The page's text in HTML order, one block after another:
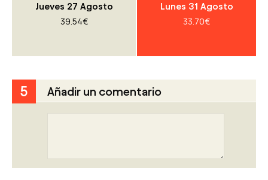
impresión y colores fieles,
convertimos tus archivos en
Comprobamos que la resolución
no es suficiente, intentamos
mejorarla, si es posible;
Comprobamos aspectos
Jueves 27 Agosto
39.54€
Lunes 31 Agosto
33.70€
5 Añadir un comentario